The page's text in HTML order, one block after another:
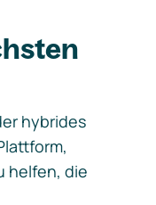
hybrides
helfen, die